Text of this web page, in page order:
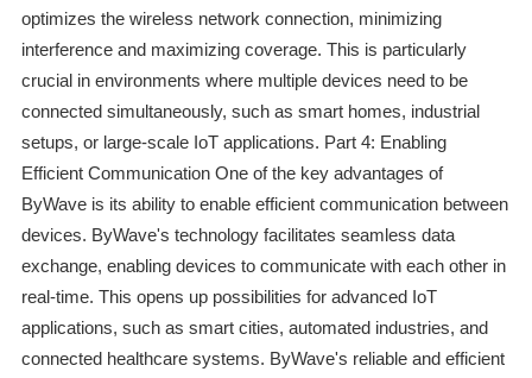
optimizes the wireless network connection, minimizing
interference and maximizing coverage. This is particularly
crucial in environments where multiple devices need to be
connected simultaneously, such as smart homes, industrial
setups, or large-scale IoT applications. Part 4: Enabling
Efficient Communication One of the key advantages of
ByWave is its ability to enable efficient communication between
devices. ByWave's technology facilitates seamless data
exchange, enabling devices to communicate with each other in
real-time. This opens up possibilities for advanced IoT
applications, such as smart cities, automated industries, and
connected healthcare systems. ByWave's reliable and efficient